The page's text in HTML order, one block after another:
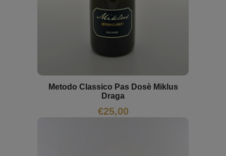
Metodo Classico Pas Dosè Miklus
Draga
€25,00